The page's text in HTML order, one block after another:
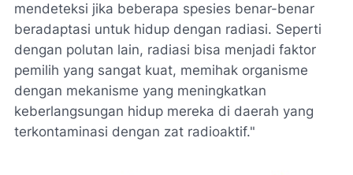
mendeteksi jika beberapa spesies benar-benar
beradaptasi untuk hidup dengan radiasi. Seperti
dengan polutan lain, radiasi bisa menjadi faktor
pemilih yang sangat kuat, memihak organisme
dengan mekanisme yang meningkatkan
keberlangsungan hidup mereka di daerah yang
terkontaminasi dengan zat radioaktif."